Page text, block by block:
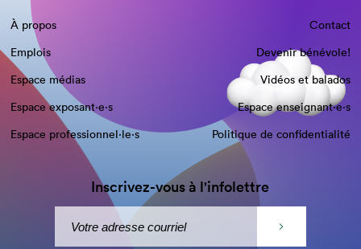
À propos
Contact
Emplois
Devenir bénévole!
Espace médias
Vidéos et balados
Espace exposant·e⋅s
Espace enseignant·e⋅s
Espace professionnel·le⋅s
Politique de confidentialité
Inscrivez-vous à l'infolettre